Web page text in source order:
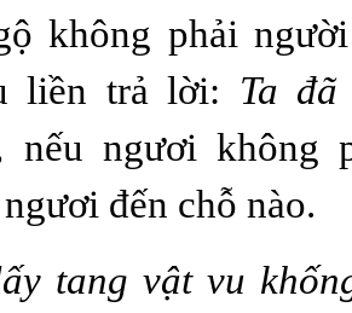
không phải
liền trả lời: Ta
nếu ngươi không
đến chỗ nào.
tang vật vu